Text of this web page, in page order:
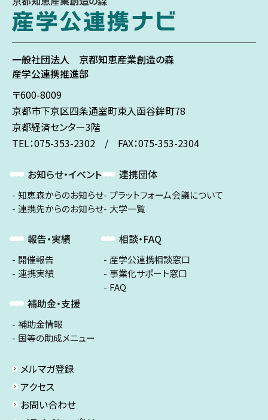
一般社団法人 京都知恵産業創造の森
産学公連携推進部
〒600-8009
京都市下京区四条通室町東入函谷鉾町78
京都経済センター3階
TEL：075-353-2302 / FAX：075-353-2304
お知らせ・イベント
知恵森からのお知らせ
連携先からのお知らせ
報告・実績
開催報告
連携実績
補助金・支援
補助金情報
国等の助成メニュー
連携団体
プラットフォーム会議について
大学一覧
相談・FAQ
産学公連携相談窓口
事業化サポート窓口
FAQ
メルマガ登録
アクセス
お問い合わせ